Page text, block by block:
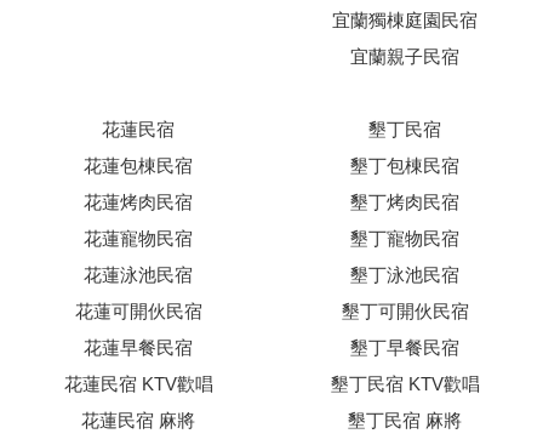
宜蘭獨棟庭園民宿
宜蘭親子民宿
花蓮民宿
花蓮包棟民宿
花蓮烤肉民宿
花蓮寵物民宿
花蓮泳池民宿
花蓮可開伙民宿
花蓮早餐民宿
花蓮民宿 KTV歡唱
花蓮民宿 麻將
墾丁民宿
墾丁包棟民宿
墾丁烤肉民宿
墾丁寵物民宿
墾丁泳池民宿
墾丁可開伙民宿
墾丁早餐民宿
墾丁民宿 KTV歡唱
墾丁民宿 麻將